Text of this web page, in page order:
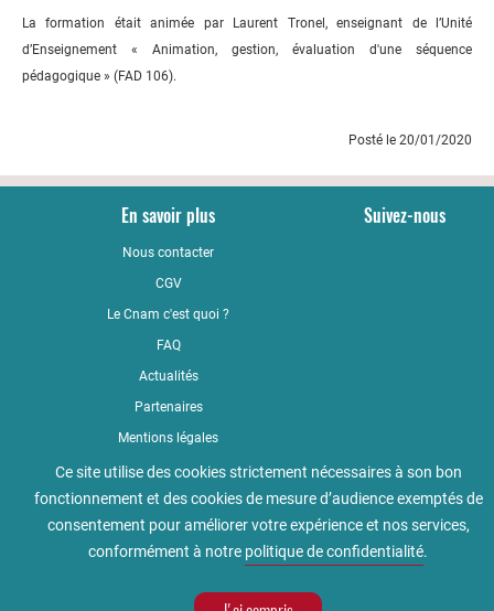
La formation était animée par Laurent Tronel, enseignant de l’Unité
d’Enseignement « Animation, gestion, évaluation d'une séquence
pédagogique » (FAD 106).
Posté le 20/01/2020
En savoir plus
Nous contacter
CGV
Le Cnam c'est quoi ?
FAQ
Actualités
Partenaires
Mentions légales
Qualité
Règlement intérieur
Accessibilité : non conforme
Politique de confidentialité
Suivez-nous
Ce site utilise des cookies strictement nécessaires à son bon
fonctionnement et des cookies de mesure d’audience exemptés de
consentement pour améliorer votre expérience et nos services,
conformément à notre politique de confidentialité.